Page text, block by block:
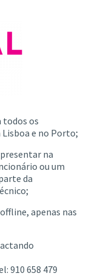
todos os
e no Porto;
na
ou um
da
apenas nas
910 658 479